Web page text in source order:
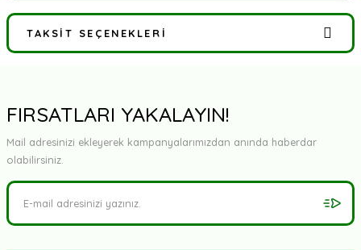
Bu ürüne ilk yorumu siz yapın!
TAKSIT SEÇENEKLERI
FIRSATLARI YAKALAYIN!
Mail adresinizi ekleyerek kampanyalarımızdan anında haberdar
olabilirsiniz.